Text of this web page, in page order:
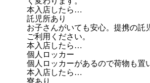
本入店したら…
託児所あり
お子さんがいても安心。提携の託
ご利用ください。
本入店したら…
個人ロッカー
個人ロッカーがあるので荷物も置
本入店したら…
寮あり